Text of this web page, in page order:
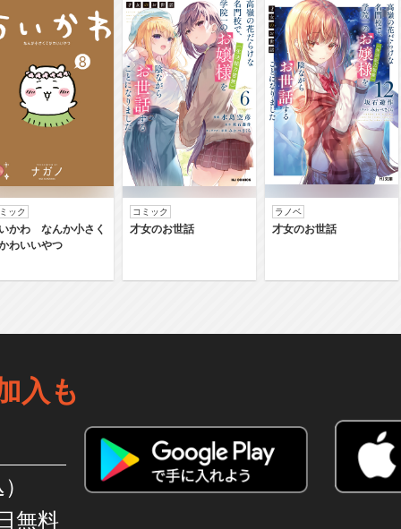
ック
かわ なんか小さく
わいいやつ
コミック
才女のお世話
ラノベ
才女のお世話
入も
無料